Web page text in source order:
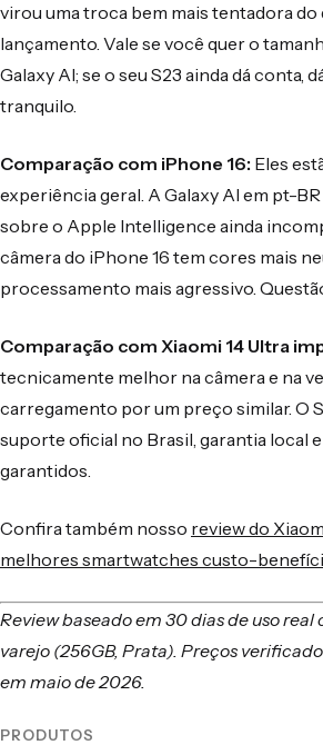
virou uma troca bem mais tentadora do
lançamento. Vale se você quer o
Galaxy AI; se o seu S23 ainda dá conta,
tranquilo.
Comparação com iPhone 16: Eles
experiência geral. A Galaxy AI em pt-
sobre o Apple Intelligence ainda
câmera do iPhone 16 tem cores mais
processamento mais agressivo.
Comparação com Xiaomi 14 Ultra
tecnicamente melhor na câmera e na
carregamento por um preço similar. O
suporte oficial no Brasil, garantia local
garantidos.
Confira também nosso review do
melhores smartwatches custo-
Review baseado em 30 dias de uso
varejo (256GB, Prata). Preços
em maio de 2026.
PRODUTOS